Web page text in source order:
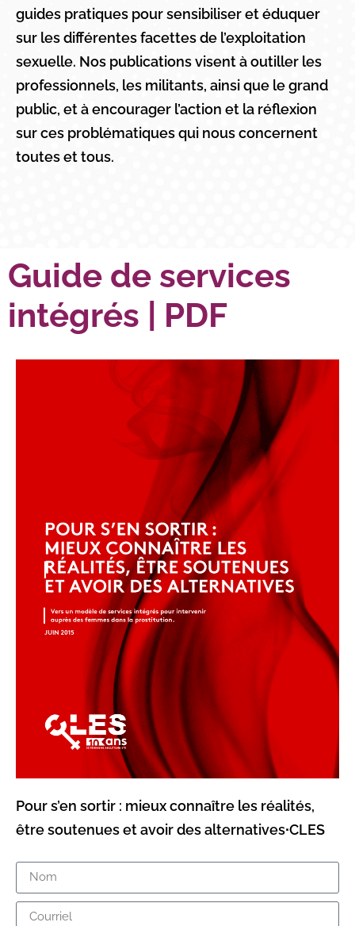
guides pratiques pour sensibiliser et éduquer
sur les différentes facettes de l’exploitation
sexuelle. Nos publications visent à outiller les
professionnels, les militants, ainsi que le grand
public, et à encourager l’action et la réflexion
sur ces problématiques qui nous concernent
toutes et tous.
Guide de services
intégrés | PDF
Pour s’en sortir : mieux connaître les réalités,
être soutenues et avoir des alternatives∙CLES